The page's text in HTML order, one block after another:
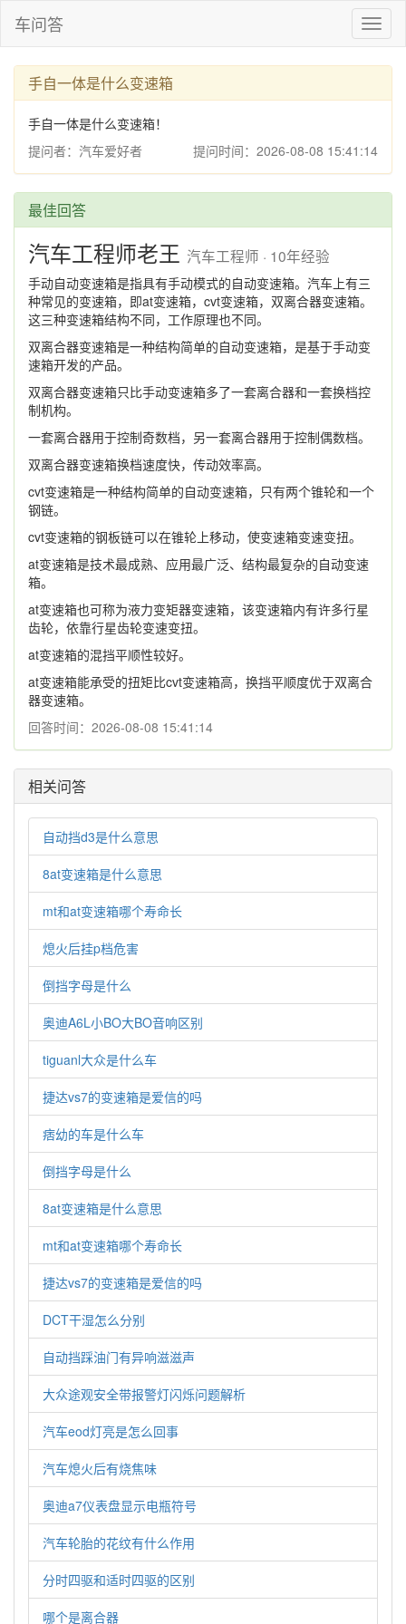
车问答
手自一体是什么变速箱
手自一体是什么变速箱！
提问者：汽车爱好者
提问时间：2026-08-08 15:41:14
最佳回答
汽车工程师老王 汽车工程师 · 10年经验
手动自动变速箱是指具有手动模式的自动变速箱。汽车上有三
种常见的变速箱，即at变速箱，cvt变速箱，双离合器变速箱。
这三种变速箱结构不同，工作原理也不同。
双离合器变速箱是一种结构简单的自动变速箱，是基于手动变
速箱开发的产品。
双离合器变速箱只比手动变速箱多了一套离合器和一套换档控
制机构。
一套离合器用于控制奇数档，另一套离合器用于控制偶数档。
双离合器变速箱换档速度快，传动效率高。
cvt变速箱是一种结构简单的自动变速箱，只有两个锥轮和一个
钢链。
cvt变速箱的钢板链可以在锥轮上移动，使变速箱变速变扭。
at变速箱是技术最成熟、应用最广泛、结构最复杂的自动变速
箱。
at变速箱也可称为液力变矩器变速箱，该变速箱内有许多行星
齿轮，依靠行星齿轮变速变扭。
at变速箱的混挡平顺性较好。
at变速箱能承受的扭矩比cvt变速箱高，换挡平顺度优于双离合
器变速箱。
回答时间：2026-08-08 15:41:14
相关问答
自动挡d3是什么意思
8at变速箱是什么意思
mt和at变速箱哪个寿命长
熄火后挂p档危害
倒挡字母是什么
奥迪A6L小BO大BO音响区别
tiguanl大众是什么车
捷达vs7的变速箱是爱信的吗
痞幼的车是什么车
倒挡字母是什么
8at变速箱是什么意思
mt和at变速箱哪个寿命长
捷达vs7的变速箱是爱信的吗
DCT干湿怎么分别
自动挡踩油门有异响滋滋声
大众途观安全带报警灯闪烁问题解析
汽车eod灯亮是怎么回事
汽车熄火后有烧焦味
奥迪a7仪表盘显示电瓶符号
汽车轮胎的花纹有什么作用
分时四驱和适时四驱的区别
哪个是离合器